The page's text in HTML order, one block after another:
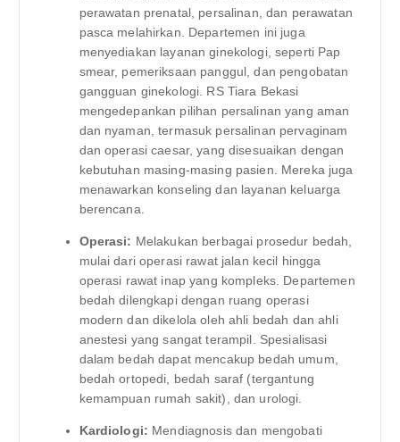
perawatan prenatal, persalinan, dan perawatan
pasca melahirkan. Departemen ini juga
menyediakan layanan ginekologi, seperti Pap
smear, pemeriksaan panggul, dan pengobatan
gangguan ginekologi. RS Tiara Bekasi
mengedepankan pilihan persalinan yang aman
dan nyaman, termasuk persalinan pervaginam
dan operasi caesar, yang disesuaikan dengan
kebutuhan masing-masing pasien. Mereka juga
menawarkan konseling dan layanan keluarga
berencana.
Operasi: Melakukan berbagai prosedur bedah,
mulai dari operasi rawat jalan kecil hingga
operasi rawat inap yang kompleks. Departemen
bedah dilengkapi dengan ruang operasi
modern dan dikelola oleh ahli bedah dan ahli
anestesi yang sangat terampil. Spesialisasi
dalam bedah dapat mencakup bedah umum,
bedah ortopedi, bedah saraf (tergantung
kemampuan rumah sakit), dan urologi.
Kardiologi: Mendiagnosis dan mengobati